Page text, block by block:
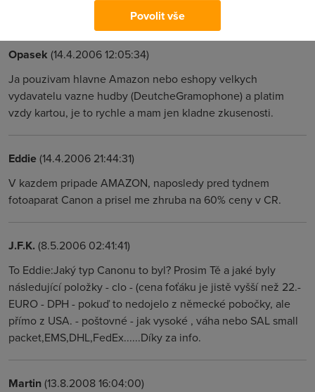
13-14 tisic Kc je na Pixmania za 10500,- Tets :-)
Opasek (14.4.2006 12:05:34)
Ja pouzivam hlavne Amazon nebo eshopy velkych
vydavatelu vazne hudby (DeutcheGramophone) a platim
vzdy kartou, je to rychle a mam jen kladne zkusenosti.
Eddie(14.4.2006 21:44:31)
V kazdem pripade AMAZON, naposledy pred tydnem
fotoaparat Canon a prisel me zhruba na 60% ceny v CR.
J.F.K. (8.5.2006 02:41:41)
To Eddie:Jaký typ Canonu to byl? Prosim Tě a jaké byly
následující položky - clo - (cena foťáku je jistě vyšší než 22.-
EURO - DPH - pokuď to nedojelo z německé pobočky, ale
přímo z USA. - poštovné - jak vysoké , váha nebo SAL small
packet,EMS,DHL,FedEx......Díky za info.
Martin(13.8.2008 16:04:00)
Povolit vše